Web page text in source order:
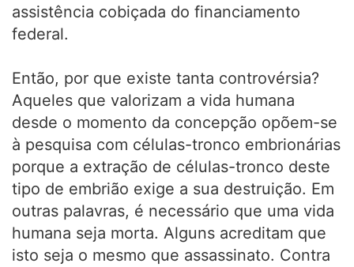
assistência cobiçada do financiamento
federal.
Então, por que existe tanta controvérsia?
Aqueles que valorizam a vida humana
desde o momento da concepção opõem-se
à pesquisa com células-tronco embrionárias
porque a extração de células-tronco deste
tipo de embrião exige a sua destruição. Em
outras palavras, é necessário que uma vida
humana seja morta. Alguns acreditam que
isto seja o mesmo que assassinato. Contra